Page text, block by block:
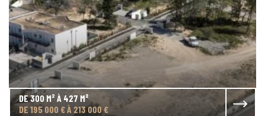
DE 300 M² À 427 M²
DE 195 000 € À 213 000 €